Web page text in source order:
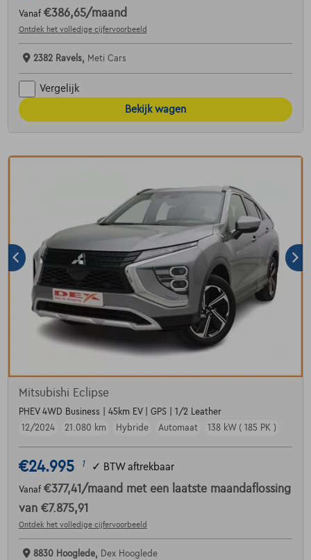
Vanaf €386,65/maand
Ontdek het volledige cijfervoorbeeld
2382 Ravels, Meti Cars
Vergelijk
Bekijk wagen
Mitsubishi Eclipse
PHEV 4WD Business | 45km EV | GPS | 1/2 Leather
12/2024
21.080 km Hybride Automaat 138 kW ( 185 PK )
€24.995 1 ✓ BTW aftrekbaar
Vanaf €377,41 /maand met een laatste maandaflossing
van €7.875,91
Ontdek het volledige cijfervoorbeeld
8830 Hooglede, Dex Hooglede